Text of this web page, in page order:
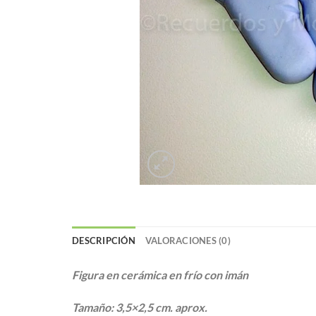
DESCRIPCIÓN VALORACIONES (0)
Figura en cerámica en frío con imán
Tamaño: 3,5×2,5 cm. aprox.